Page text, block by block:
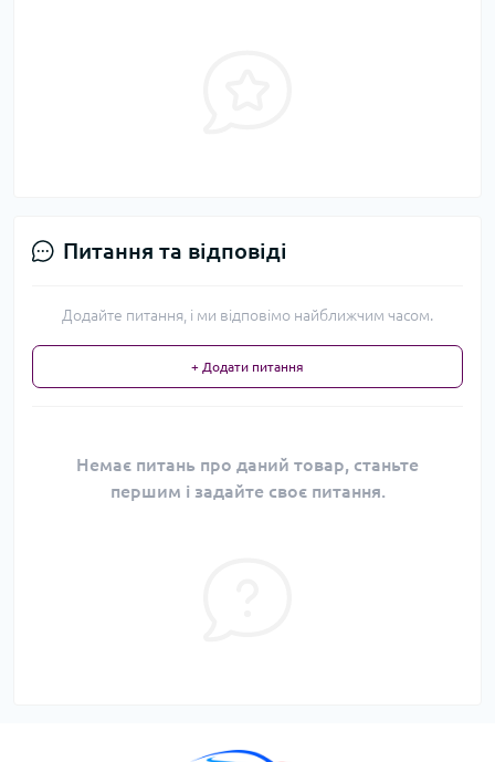
Питання та відповіді
Додайте питання, і ми відповімо найближчим часом.
+ Додати питання
Немає питань про даний товар, станьте
першим і задайте своє питання.